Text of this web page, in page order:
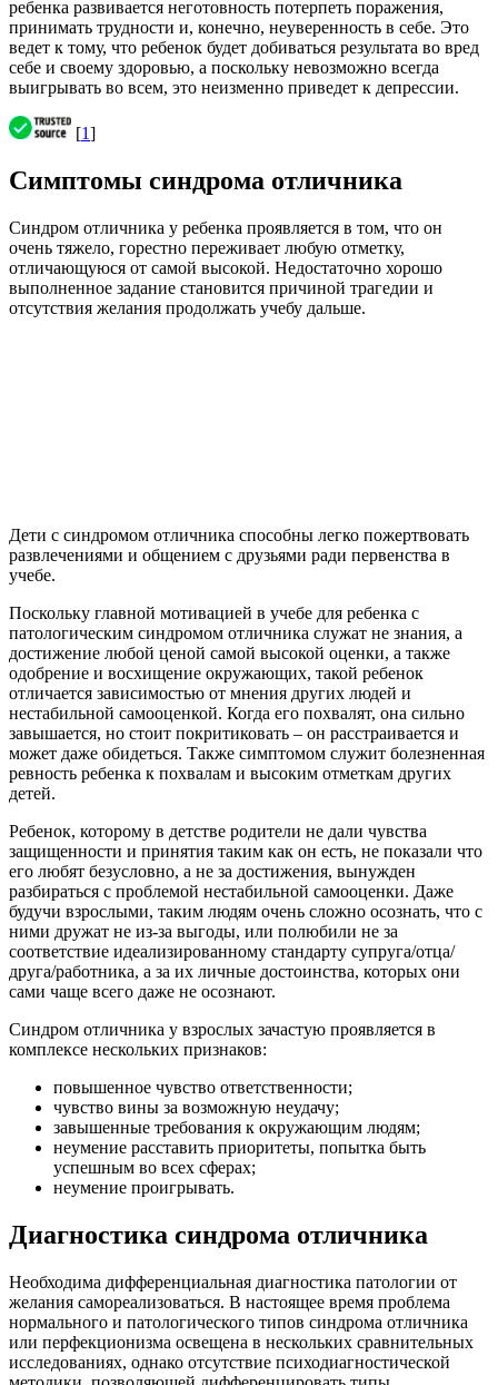
ребенка развивается неготовность потерпеть поражения,
принимать трудности и, конечно, неуверенность в себе. Это
ведет к тому, что ребенок будет добиваться результата во вред
себе и своему здоровью, а поскольку невозможно всегда
выигрывать во всем, это неизменно приведет к депрессии.
[1]
Симптомы синдрома отличника
Синдром отличника у ребенка проявляется в том, что он
очень тяжело, горестно переживает любую отметку,
отличающуюся от самой высокой. Недостаточно хорошо
выполненное задание становится причиной трагедии и
отсутствия желания продолжать учебу дальше.
Дети с синдромом отличника способны легко пожертвовать
развлечениями и общением с друзьями ради первенства в
учебе.
Поскольку главной мотивацией в учебе для ребенка с
патологическим синдромом отличника служат не знания, а
достижение любой ценой самой высокой оценки, а также
одобрение и восхищение окружающих, такой ребенок
отличается зависимостью от мнения других людей и
нестабильной самооценкой. Когда его похвалят, она сильно
завышается, но стоит покритиковать – он расстраивается и
может даже обидеться. Также симптомом служит болезненная
ревность ребенка к похвалам и высоким отметкам других
детей.
Ребенок, которому в детстве родители не дали чувства
защищенности и принятия таким как он есть, не показали что
его любят безусловно, а не за достижения, вынужден
разбираться с проблемой нестабильной самооценки. Даже
будучи взрослыми, таким людям очень сложно осознать, что с
ними дружат не из-за выгоды, или полюбили не за
соответствие идеализированному стандарту супруга/отца/
друга/работника, а за их личные достоинства, которых они
сами чаще всего даже не осознают.
Синдром отличника у взрослых зачастую проявляется в
комплексе нескольких признаков:
повышенное чувство ответственности;
чувство вины за возможную неудачу;
завышенные требования к окружающим людям;
неумение расставить приоритеты, попытка быть
успешным во всех сферах;
неумение проигрывать.
Диагностика синдрома отличника
Необходима дифференциальная диагностика патологии от
желания самореализоваться. В настоящее время проблема
нормального и патологического типов синдрома отличника
или перфекционизма освещена в нескольких сравнительных
исследованиях, однако отсутствие психодиагностической